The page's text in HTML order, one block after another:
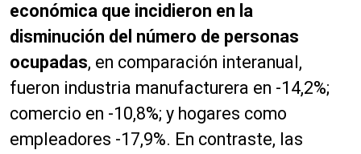
económica que incidieron en la
disminución del número de personas
ocupadas, en comparación interanual,
fueron industria manufacturera en -14,2%;
comercio en -10,8%; y hogares como
empleadores -17,9%. En contraste, las